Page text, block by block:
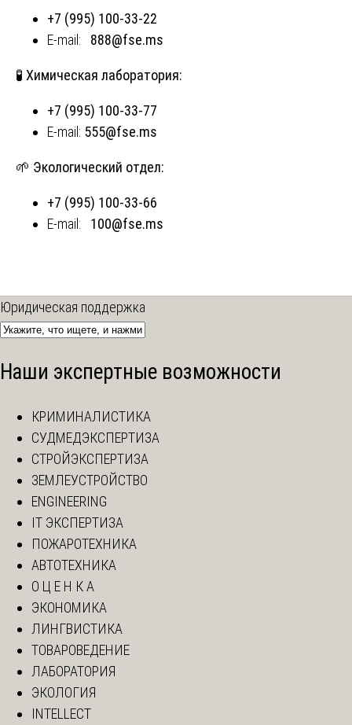
+7 (995) 100-33-22
E-mail: 888@fse.ms
🧪 Химическая лаборатория:
+7 (995) 100-33-77
E-mail: 555@fse.ms
🌱 Экологический отдел:
+7 (995) 100-33-66
E-mail: 100@fse.ms
Юридическая поддержка
Наши экспертные возможности
КРИМИНАЛИСТИКА
СУДМЕДЭКСПЕРТИЗА
СТРОЙЭКСПЕРТИЗА
ЗЕМЛЕУСТРОЙСТВО
ENGINEERING
IT ЭКСПЕРТИЗА
ПОЖАРОТЕХНИКА
АВТОТЕХНИКА
О Ц Е Н К А
ЭКОНОМИКА
ЛИНГВИСТИКА
ТОВАРОВЕДЕНИЕ
ЛАБОРАТОРИЯ
ЭКОЛОГИЯ
INTELLECT